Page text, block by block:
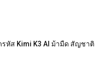
รหัส Kimi K3 AI ม้ามืด สัญชาติ